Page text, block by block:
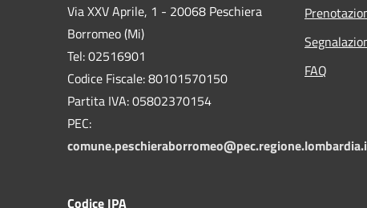
Via XXV Aprile, 1 - 20068 Peschiera
Borromeo (Mi)
Tel: 02516901
Codice Fiscale: 80101570150
Partita IVA: 05802370154
PEC:
Codice IPA
FAQ